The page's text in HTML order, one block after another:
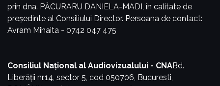
prin dna. PĂCURARU DANIELA-MADI, în calitate de
președinte al Consiliului Director. Persoana de contact:
Avram Mihaita - 0742 047 475
Consiliul Național al Audiovizualului - CNABd.
Liberății nr.14, sector 5, cod 050706, Bucuresti,